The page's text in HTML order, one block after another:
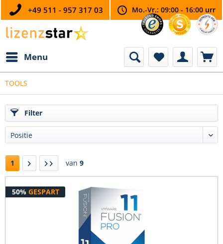
+49 511 - 957 317 03 Mo.-Vr.: 09:00 - 16:00 urr
Menu
TOOLS
Filter
1 van 9
50% GESPART